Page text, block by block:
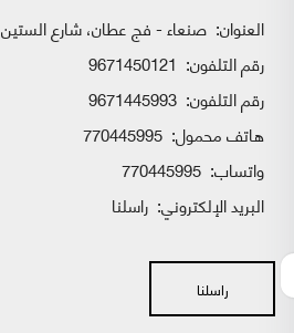
العنوان: صنعاء - فج عطان، شارع الستين
رقم التلفون: 9671450121
رقم التلفون: 9671445993
هاتف محمول: 770445995
واتساب:
البريد الإلكتروني: راسلنا
راسلنا